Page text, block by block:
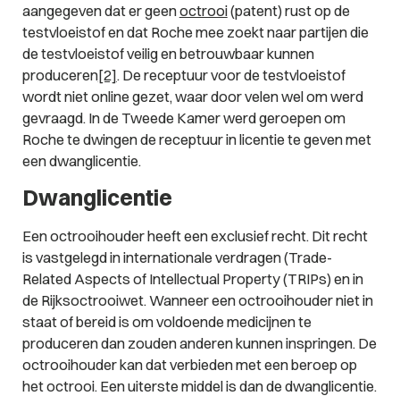
aangegeven dat er geenoctrooi(patent) rust op de
testvloeistof en dat Roche mee zoekt naar partijen die
de testvloeistof veilig en betrouwbaar kunnen
produceren[2]. De receptuur voor de testvloeistof
wordt niet online gezet, waar door velen wel om werd
gevraagd. In de Tweede Kamer werd geroepen om
Roche te dwingen de receptuur in licentie te geven met
een dwanglicentie.
Dwanglicentie
Een octrooihouder heeft een exclusief recht. Dit recht
is vastgelegd in internationale verdragen (Trade-
Related Aspects of Intellectual Property (TRIPs) en in
de Rijksoctrooiwet. Wanneer een octrooihouder niet in
staat of bereid is om voldoende medicijnen te
produceren dan zouden anderen kunnen inspringen. De
octrooihouder kan dat verbieden met een beroep op
het octrooi. Een uiterste middel is dan de dwanglicentie.